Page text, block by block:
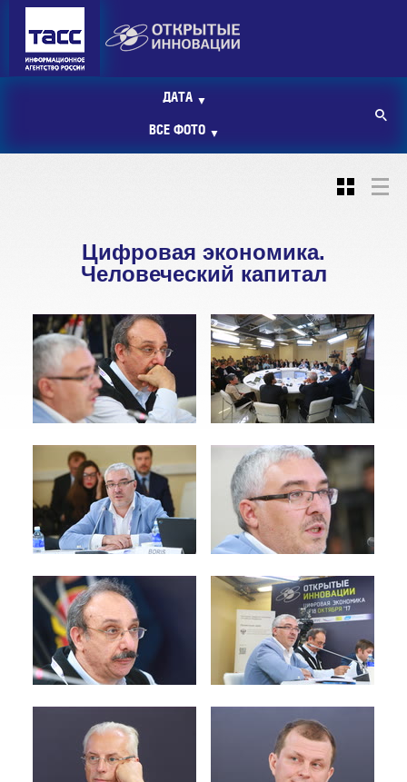
ДАТА ▼
ВСЕ ФОТО ▼
Цифровая экономика.
Человеческий капитал